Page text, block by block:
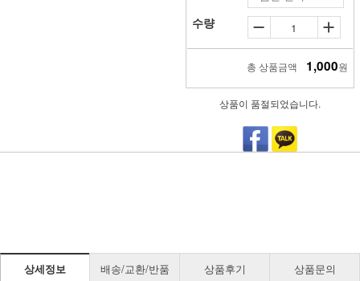
수량
총 상품금액 1,000원
상품이 품절되었습니다.
상세정보 배송/교환/반품 상품후기 상품문의